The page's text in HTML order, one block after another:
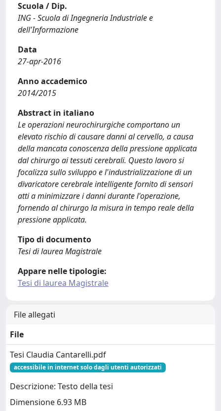
Scuola / Dip.
ING - Scuola di Ingegneria Industriale e
dell'Informazione
Data
27-apr-2016
Anno accademico
2014/2015
Abstract in italiano
Le operazioni neurochirurgiche comportano un
elevato rischio di causare danni al cervello, a causa
della mancata conoscenza della pressione applicata
dal chirurgo ai tessuti cerebrali. Questo lavoro si
focalizza sullo sviluppo e l'industrializzazione di un
divaricatore cerebrale intelligente fornito di sensori
atti a minimizzare i danni durante l'operazione,
fornendo al chirurgo la misura in tempo reale della
pressione applicata.
Tipo di documento
Tesi di laurea Magistrale
Appare nelle tipologie:
Tesi di laurea Magistrale
File allegati
File
Tesi Claudia Cantarelli.pdf
accessibile in internet solo dagli utenti autorizzati
Descrizione: Testo della tesi
Dimensione 6.93 MB